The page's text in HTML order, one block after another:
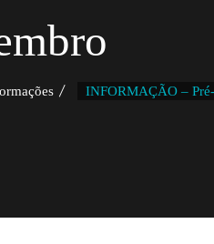
INFORMAÇÃO –